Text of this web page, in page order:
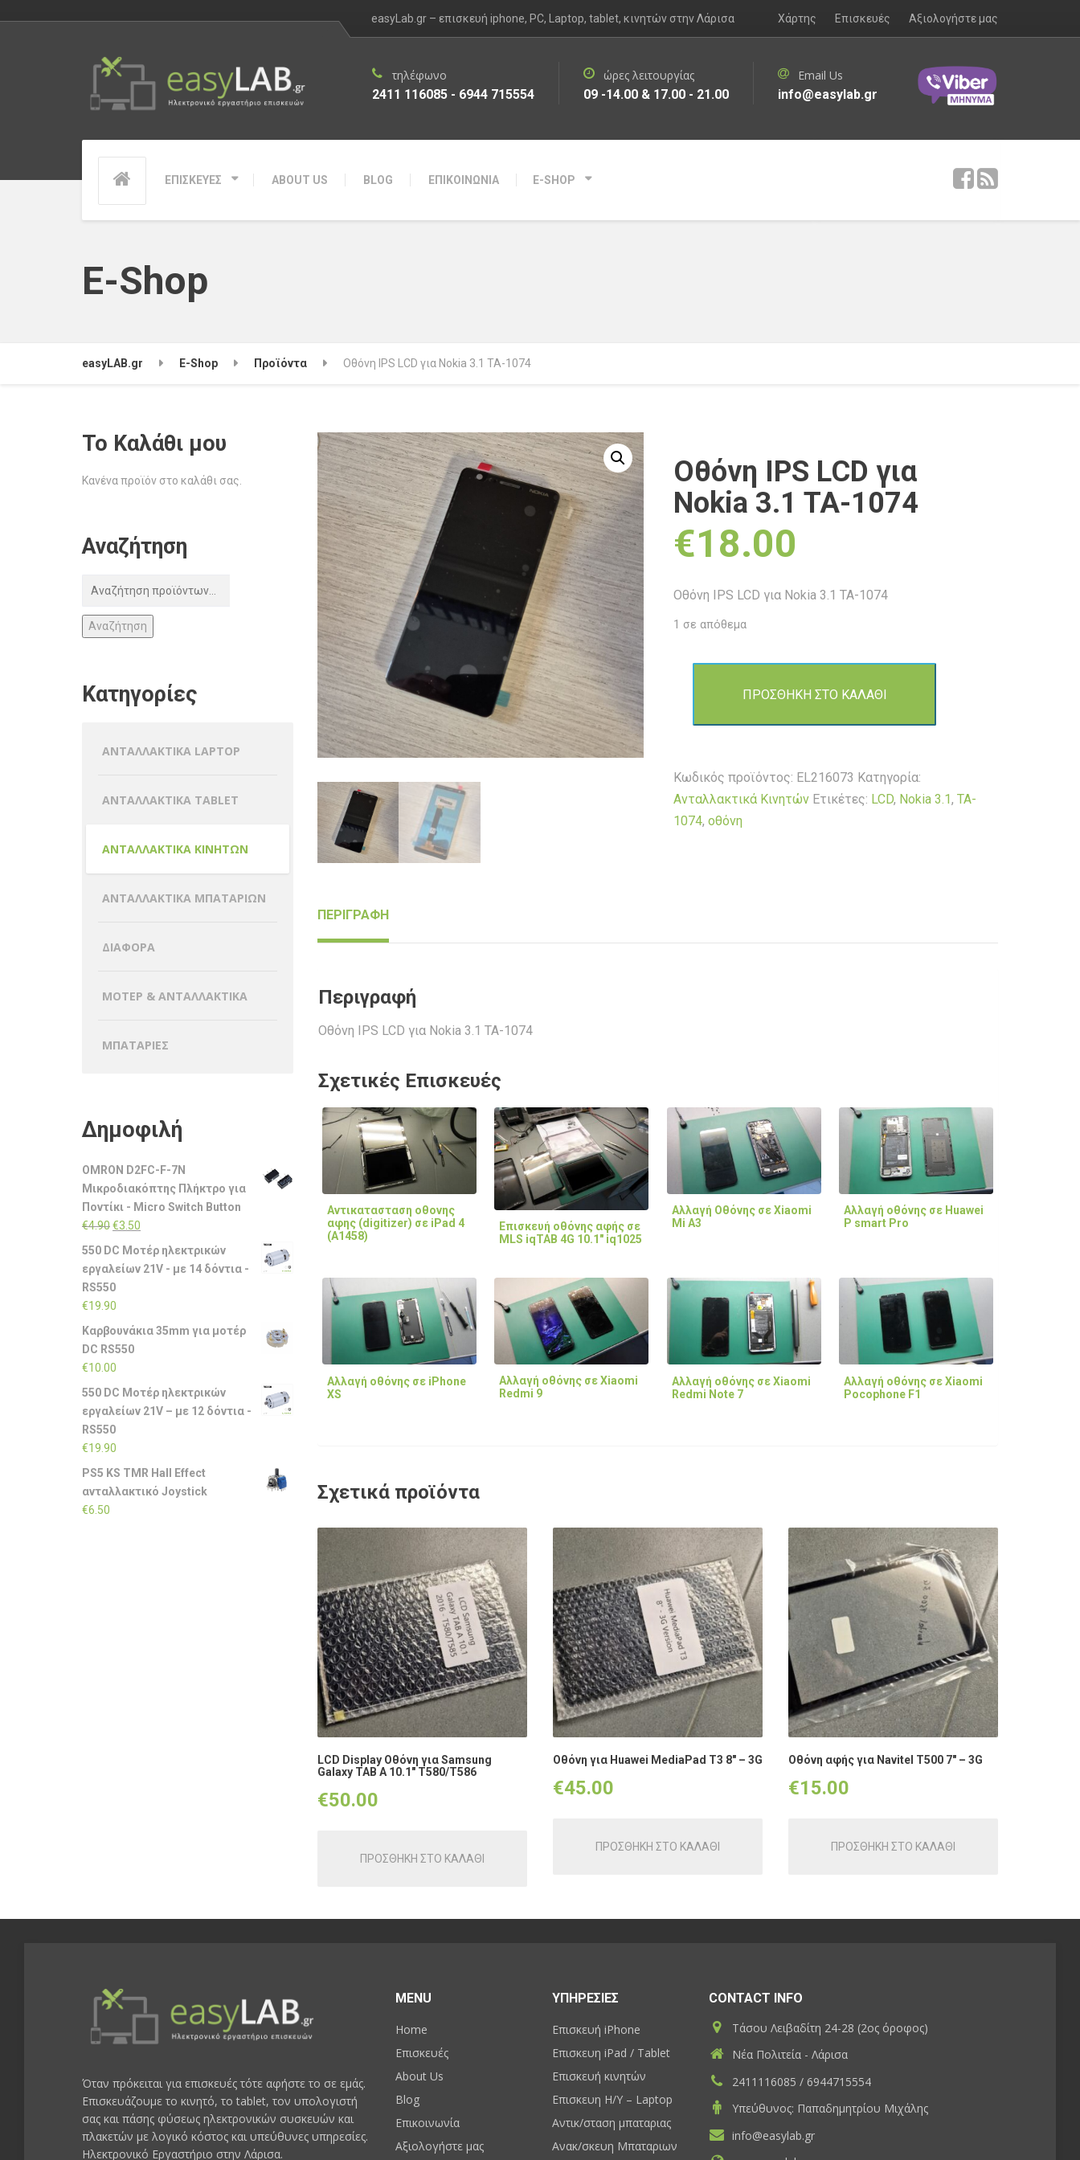
easyLab.gr – επισκευή iphone, PC, Laptop, tablet, κινητών στην Λάρισα Χάρτης Επισκευές Αξιολογήστε μας
ΕΠΙΣΚΕΥΕΣ ABOUT US BLOG ΕΠΙΚΟΙΝΩΝΙΑ E-SHOP
τηλέφωνο
2411 116085 - 6944 715554
ώρες λειτουργίας
09 -14.00 & 17.00 - 21.00
Email Us
info@easylab.gr
E-Shop
easyLAB.gr E-Shop Προϊόντα Οθόνη IPS LCD για Nokia 3.1 TA-1074
Οθόνη IPS LCD για
Nokia 3.1 TA-1074
€18.00
Οθόνη IPS LCD για Nokia 3.1 TA-1074
1 σε απόθεμα
3.1
TA-
1074
ΠΡΟΣΘΗΚΗ ΣΤΟ ΚΑΛΑΘΙ
Κωδικός προϊόντος: EL216073 Κατηγορία:
Ανταλλακτικά Κινητών Ετικέτες: LCD, Nokia 3.1,TA-
1074,οθόνη
ΠΕΡΙΓΡΑΦΗ
Περιγραφή
Οθόνη IPS LCD για Nokia 3.1 TA-1074
Σχετικές Επισκευές
Αντικατασταση οθονης
αφης (digitizer) σε iPad 4
(A1458)
Επισκευή οθόνης αφής σε
MLS iqTAB 4G 10.1" iq1025
Αλλαγή Οθόνης σε Xiaomi
Mi A3
Αλλαγή οθόνης σε Huawei
P smart Pro
Αλλαγή οθόνης σε iPhone
XS
Αλλαγή οθόνης σε Xiaomi
Redmi 9
Αλλαγή οθόνης σε Xiaomi
Redmi Note 7
Αλλαγή οθόνης σε Xiaomi
Pocophone F1
Σχετικά προϊόντα
LCD Display Οθόνη για Samsung
Galaxy TAB A 10.1″ T580/T586
€50.00
ΠΡΟΣΘΗΚΗ ΣΤΟ ΚΑΛΑΘΙ
Οθόνη για Huawei MediaPad T3 8″ – 3G
€45.00
ΠΡΟΣΘΗΚΗ ΣΤΟ ΚΑΛΑΘΙ
Οθόνη αφής για Navitel T500 7″ – 3G
€15.00
ΠΡΟΣΘΗΚΗ ΣΤΟ ΚΑΛΑΘΙ
Το Καλάθι μου
Κανένα προϊόν στο καλάθι σας.
Αναζήτηση
Αναζήτηση
Κατηγορίες
ΑΝΤΑΛΛΑΚΤΙΚΑ LAPTOP
ΑΝΤΑΛΛΑΚΤΙΚΑ TABLET
ΑΝΤΑΛΛΑΚΤΙΚΑ ΚΙΝΗΤΩΝ
ΑΝΤΑΛΛΑΚΤΙΚΑ ΜΠΑΤΑΡΙΩΝ
ΔΙΑΦΟΡΑ
ΜΟΤΕΡ & ΑΝΤΑΛΛΑΚΤΙΚΑ
ΜΠΑΤΑΡΙΕΣ
Δημοφιλή
OMRON D2FC-F-7N
Μικροδιακόπτης Πλήκτρο για
Ποντίκι - Micro Switch Button
€4.90Original
price
was:
€4.90.
€3.50
τρέχουσα
τιμή
550 DC Μοτέρ ηλεκτρικών
εργαλείων 21V - με 14 δόντια -
RS550
€19.90
Καρβουνάκια 35mm για μοτέρ
DC RS550
€10.00
550 DC Μοτέρ ηλεκτρικών
εργαλείων 21V – με 12 δόντια -
RS550
€19.90
PS5 KS TMR Hall Effect
ανταλλακτικό Joystick
€6.50
Όταν πρόκειται για επισκευές τότε αφήστε το σε εμάς.
Επισκευάζουμε το κινητό, το tablet, τον υπολογιστή
σας και πάσης φύσεως ηλεκτρονικών συσκευών και
πλακετών με λογικό κόστος και υπεύθυνες υπηρεσίες.
Ηλεκτρονικό Εργαστήριο στην Λάρισα.
MENU
Home
Επισκευές
About Us
Blog
Επικοινωνία
Αξιολογήστε μας
ΥΠΗΡΕΣΙΕΣ
Επισκευή iPhone
Επισκευη iPad / Tablet
Επισκευή κινητών
Επισκευη H/Y – Laptop
Αντικ/σταση μπαταριας
Ανακ/σκευη Μπαταριων
CONTACT INFO
Τάσου Λειβαδίτη 24-28 (2ος όροφος)
Νέα Πολιτεία - Λάρισα
2411116085 / 6944715554
Υπεύθυνος: Παπαδημητρίου Μιχάλης
info@easylab.gr